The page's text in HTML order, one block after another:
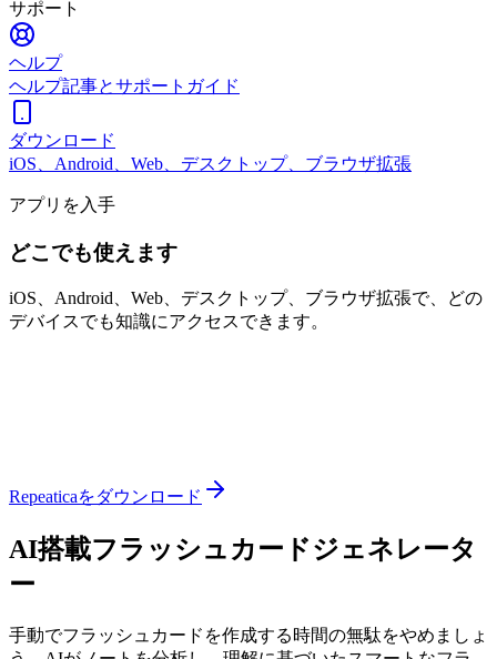
サポート
ヘルプ
ヘルプ記事とサポートガイド
ダウンロード
iOS、Android、Web、デスクトップ、ブラウザ拡張
アプリを入手
どこでも使えます
iOS、Android、Web、デスクトップ、ブラウザ拡張で、どの
デバイスでも知識にアクセスできます。
Repeaticaをダウンロード
AI搭載フラッシュカードジェネレータ
ー
手動でフラッシュカードを作成する時間の無駄をやめましょ